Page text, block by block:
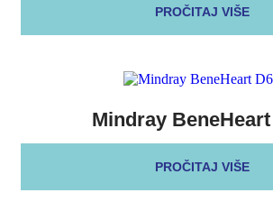
PROČITAJ VIŠE
Mindray
PROČITAJ VIŠE